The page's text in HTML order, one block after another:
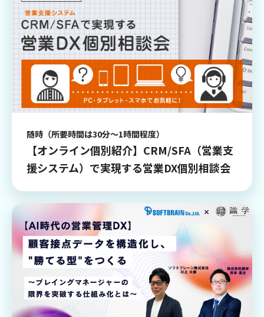
随時（所要時間は30分～1時間程度）
【オンライン個別紹介】CRM/SFA（営業支
援システム）で実現する営業DX個別相談会